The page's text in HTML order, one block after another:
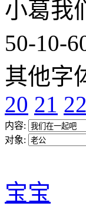
小葛我
50-10-
其他字
20 21 22
内容:
对象:
宝宝